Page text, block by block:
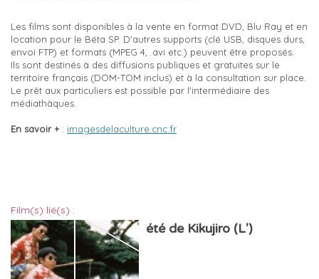
Les films sont disponibles à la vente en format DVD, Blu Ray et en
location pour le Béta SP. D'autres supports (clé USB, disques durs,
envoi FTP) et formats (MPEG 4, .avi etc.) peuvent être proposés.
Ils sont destinés à des diffusions publiques et gratuites sur le
territoire français (DOM-TOM inclus) et à la consultation sur place.
Le prêt aux particuliers est possible par l'intermédiaire des
médiathàques.
En savoir +: imagesdelaculture.cnc.fr
Film(s) lié(s) :
été de Kikujiro (L')